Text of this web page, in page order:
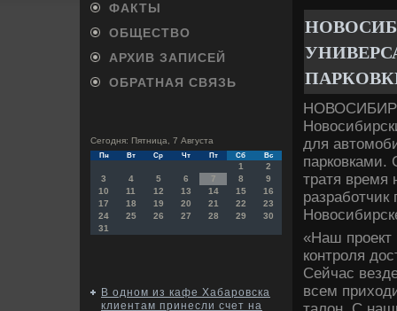
ФАКТЫ
ОБЩЕСТВО
АРХИВ ЗАПИСЕЙ
ОБРАТНАЯ СВЯЗЬ
Сегодня: Пятница, 7 Августа
Пн Вт Ср Чт Пт Сб Вс
1
2
3
4 5 6 7 8
9
10
11 12 13 14 15
16
17
18 19 20 21 22
23
24
25 26 27 28 29
30
31
В одном из кафе Хабаровска
клиентам принесли счет на
для
парковками.
тратя
«Наш проект
контроля
Сейчас
всем